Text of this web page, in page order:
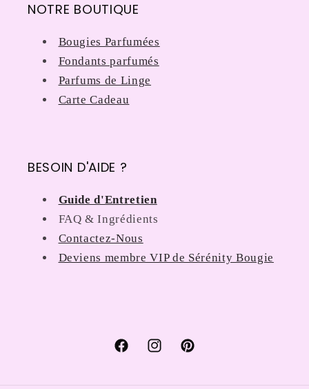
NOTRE BOUTIQUE
Bougies Parfumées
Fondants parfumés
Parfums de Linge
Carte Cadeau
BESOIN D'AIDE ?
Guide d'Entretien
FAQ & Ingrédients
Contactez-Nous
Deviens membre VIP de Sérénity Bougie
FacebookInstagramPinterest